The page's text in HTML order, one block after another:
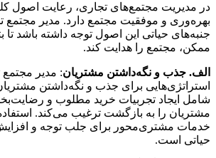
در مدیریت مجتمع‌های تجاری، رعایت اصول
بهره‌وری و موفقیت مجتمع دارد. مدیر مجتمع
جنبه‌های حیاتی این اصول توجه داشته باشد تا
ممکن، مجتمع را هدایت کند.
الف. جذب و نگه‌داشتن مشتریان: مدیر مجتمع
استراتژی‌هایی برای جذب و نگه‌داشتن
شامل ایجاد تجربیات خرید مطلوب و
مشتریان را به بازگشت ترغیب می‌کند.
خدمات مشتری‌محور برای جلب توجه و
حیاتی است.